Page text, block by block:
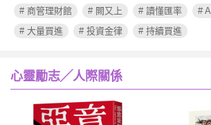
# 商管理財館 # 闕又上 # 讀懂匯率
#
# 大量買進
# 投資金律 # 持續買進
心靈勵志╱人際關係